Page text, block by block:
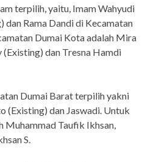
terpilih, yaitu, Imam Wahyudi
dan Rama Dandi di Kecamatan
Dumai Kota adalah Mira
dan Tresna Hamdi
Dumai Barat terpilih yakni
(Existing) dan Jaswadi. Untuk
Muhammad Taufik Ikhsan,
S.